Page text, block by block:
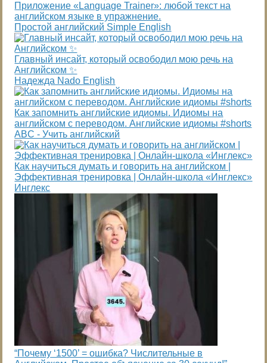
Приложение «Language Trainer»: любой текст на
английском языке в упражнение.
Простой английский Simple English
Главный инсайт, который освободил мою речь на
Английском ✨
Надежда Nado English
Как запомнить английские идиомы. Идиомы на
английском с переводом. Английские идиомы #shorts
ABC - Учить английский
Как научиться думать и говорить на английском |
Эффективная тренировка | Онлайн-школа «Инглекс»
Инглекс
“Почему ‘1500’ = ошибка? Числительные в